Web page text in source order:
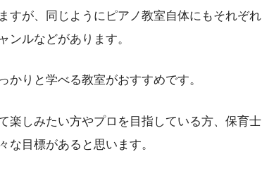
すが、同じようにピアノ教室自体にもそれぞれ
ンルなどがあります。
りと学べる教室がおすすめです。
楽しみたい方やプロを目指している方、保育士
な目標があると思います。